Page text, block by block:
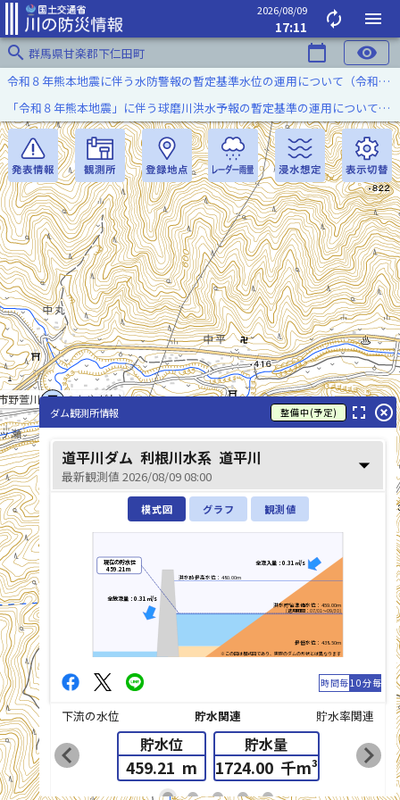
2026/08/09
17:11 autorenew
menu
search 群馬県甘楽郡下仁田町 calendar_today visibility
道平川(どうだいらがわ)
野萱川(いちのかやがわ)
令和８年熊本地震に伴う水防警報の暫定基準水位の運用について（令和８年８月７日）
「令和８年熊本地震」に伴う球磨川洪水予報の暫定基準の運用について（令和８年８月５日）
list_alt
ダム観測所情報 整備中(予定) fullscreen highlight_off
道平川ダム 利根川水系 道平川
最新観測値 2026/08/09 08:00 arrow_drop_down
模式図 グラフ 観測値
※この図は模式図であり、実際のダムの形状とは異なります
洪水時最高水位：480.00m
洪水貯留準備水位：459.00m
(適用期間：07/01～09/30)
最低水位：438.50m
現在の貯水位
459.21m
全流入量：0.31㎥/s
全放流量：0.31㎥/s
時間毎10分毎
下流の水位 貯水関連 貯水率関連
貯水位
459.21 m
貯水量
1724.00 千m³
chevron_left chevron_right